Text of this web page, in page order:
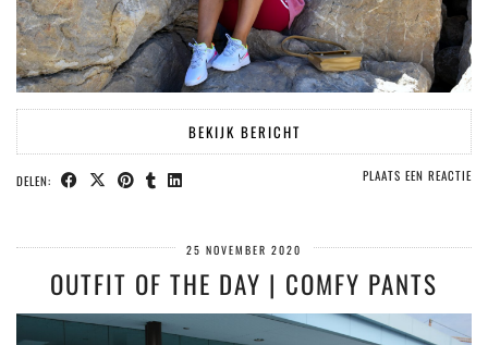
BEKIJK BERICHT
DELEN: PLAATS EEN REACTIE
25 NOVEMBER 2020
OUTFIT OF THE DAY | COMFY PANTS